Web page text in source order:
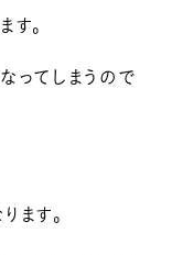
す。
ってしまうので
ます。